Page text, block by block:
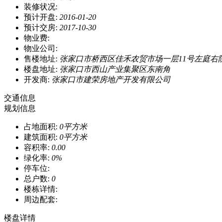
装修状况:
预计开盘: 2016-01-20
预计交房: 2017-10-30
物业费:
物业公司:
售楼地址: 张家口市桥西区佳禾农贸市场一层11号左庭右
楼盘地址: 张家口市西山产业集聚区东南角
开发商: 张家口市建荣房地产开发有限公司
交通信息
规划信息
占地面积: 0平方米
建筑面积: 0平方米
容积率: 0.00
绿化率: 0%
停车位:
总户数: 0
楼栋详情:
周边配套:
楼盘详情